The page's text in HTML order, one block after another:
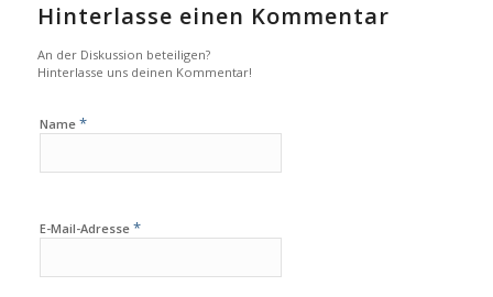
Hinterlasse einen Kommentar
An der Diskussion beteiligen?
Hinterlasse uns deinen Kommentar!
Name *
E-Mail-Adresse *